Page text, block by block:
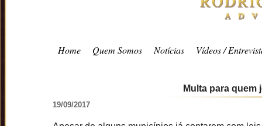
Home Quem Somos Notícias Vídeos /
Multa para quem
19/09/2017